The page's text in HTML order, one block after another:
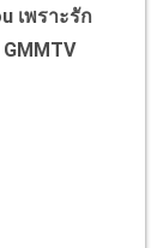
เพราะรัก